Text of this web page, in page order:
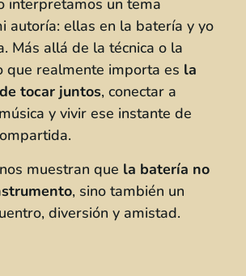
interpretamos un tema
autoría: ellas en la batería y yo
Más allá de la técnica o la
que realmente importa es la
tocar juntos, conectar a
y vivir ese instante de
muestran que la batería no
, sino también un
diversión y amistad.